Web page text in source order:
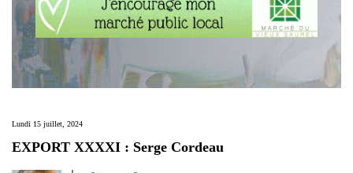
Lundi 15 juillet, 2024
EXPORT XXXXI : Serge Cordeau